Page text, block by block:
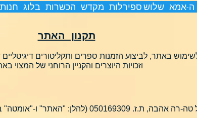
חנות בלוג הכשרות מקדש שלוש ספירלות ה-אמא
תקנון האתר
באתר, לביצוע הזמנות ספרים ותקליטורים
וזכויות היוצרים והקניין הרוחני של המצוי
(להלן: "האתר" ו-"אומטה" בהתאמה).